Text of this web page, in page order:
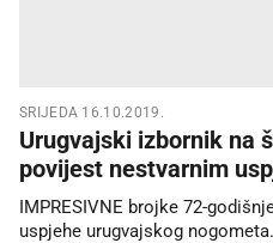
SRIJEDA 16.10.2019.
Urugvajski izbornik na
povijest nestvarnim
IMPRESIVNE brojke 72-
uspjehe urugvajskog nogometa.